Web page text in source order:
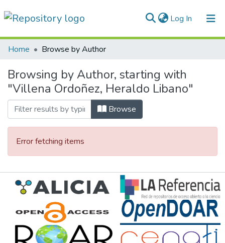
Log In (current)
Communities & Collections
All of DSpace
Normativas
Home Browse by Author
Browsing by Author, starting with
"Villena Ordoñez, Heraldo Libano"
Browse
Error fetching items